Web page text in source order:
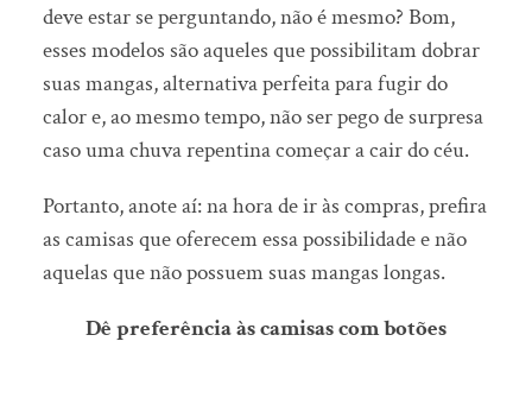
deve estar se perguntando, não é mesmo? Bom,
esses modelos são aqueles que possibilitam dobrar
suas mangas, alternativa perfeita para fugir do
calor e, ao mesmo tempo, não ser pego de surpresa
caso uma chuva repentina começar a cair do céu.
Portanto, anote aí: na hora de ir às compras, prefira
as camisas que oferecem essa possibilidade e não
aquelas que não possuem suas mangas longas.
Dê preferência às camisas com botões